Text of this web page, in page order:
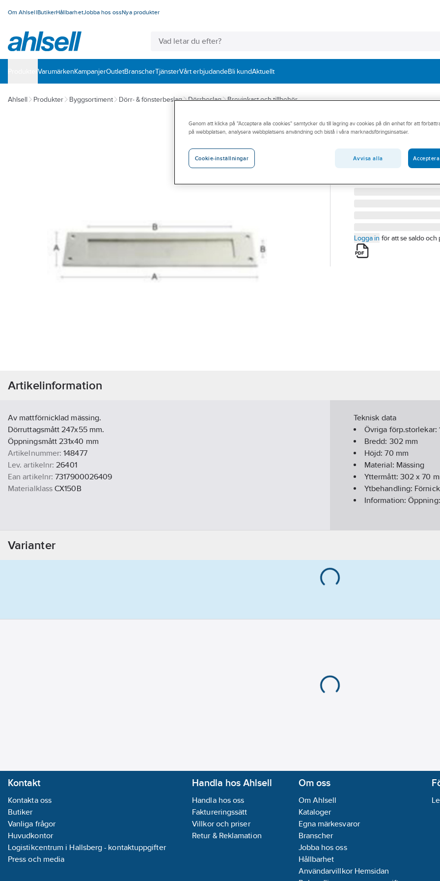
Om AhlsellButikerHållbarhetJobba hos ossNya produkter
VarumärkenKampanjerOutletBranscherTjänsterVårt erbjudandeBli kundAktuellt
Ahlsell Produkter Byggsortiment Dörr- & fönsterbeslag Dörrbeslag Brevinkast och tillbehör
HABO
Brevinkast 647
BREVINKAST HABO 647
Artikelnummer:
148477
26401
Logga in för att se saldo och
Artikelinformation
Av mattförnicklad mässing.
Dörruttagsmått 247x55 mm.
Öppningsmått 231x40 mm
Artikelnummer: 148477
Lev. artikelnr: 26401
Ean artikelnr: 7317900026409
Materialklass CX150B
Teknisk data
Övriga förp.storlekar:
Bredd: 302mm
Höjd:70 mm
Material: Mässing
Yttermått: 302 x 70
Ytbehandling:
Information:
Varianter
Kontakt
Kontakta oss
Butiker
Vanliga frågor
Huvudkontor
Logistikcentrum i Hallsberg - kontaktuppgifter
Press och media
Handla hos Ahlsell
Handla hos oss
Faktureringssätt
Villkor och priser
Retur & Reklamation
Om oss
Om Ahlsell
Kataloger
Egna märkesvaror
Branscher
Jobba hos oss
Hållbarhet
Användarvillkor Hemsidan
Genom att klicka på "Acceptera alla cookies" samtycker du till lagring av cookies på din enhet för att
på webbplatsen, analysera webbplatsens användning och bistå i våra marknadsföringsinsatser.
Cookie-inställningar Avvisa alla